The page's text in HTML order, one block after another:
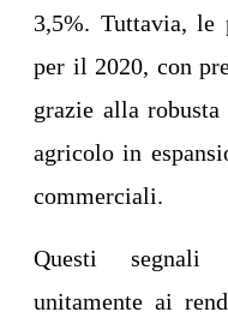
3,5%. Tuttavia, le
per il 2020, con
grazie alla
agricolo in
commerciali.
Questi segnali
unitamente ai